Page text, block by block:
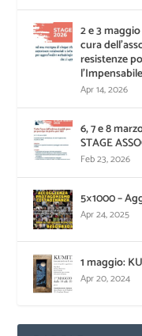
2 e 3
cura
resistenze
l’Impensabile
Apr 14, 2026
6, 7 e 8
STAGE
Feb 23, 2026
5×1000 –
Apr 24, 2025
1 maggio:
Apr 20, 2024